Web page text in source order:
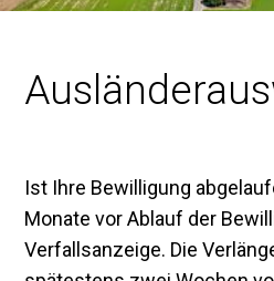
Ist Ihre Bewilligung
Monate vor Ablauf der
Verfallsanzeige. Die